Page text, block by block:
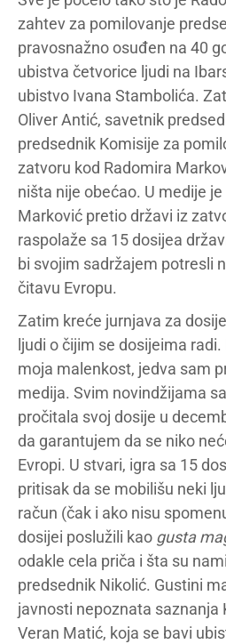
zahtev za pomilovanje
pravosnažno osuđen na 40
ubistva četvorice ljudi na
ubistvo Ivana Stambolića.
Oliver Antić, savetnik
predsednik Komisije za
zatvoru kod Radomira
ništa nije obećao. U medije
Marković pretio državi iz
raspolaže sa 15 dosijea
bi svojim sadržajem potresli
čitavu Evropu.
Zatim kreće jurnjava za
ljudi o čijim se dosijeima
moja malenkost, jedva sam
medija. Svim novindžijama
pročitala svoj dosije u
da garantujem da se niko
Evropi. U stvari, igra sa 15
pritisak da se mobilišu neki
račun (čak i ako nisu
dosijei poslužili kao gusta
odakle cela priča i šta su
predsednik Nikolić. Gustini
javnosti nepoznata saznanja
Veran Matić, koja se bavi